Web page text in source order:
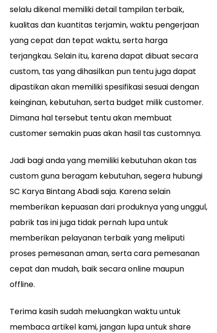
selalu dikenal memiliki detail tampilan terbaik,
kualitas dan kuantitas terjamin, waktu pengerjaan
yang cepat dan tepat waktu, serta harga
terjangkau. Selain itu, karena dapat dibuat secara
custom, tas yang dihasilkan pun tentu juga dapat
dipastikan akan memiliki spesifikasi sesuai dengan
keinginan, kebutuhan, serta budget milik customer.
Dimana hal tersebut tentu akan membuat
customer semakin puas akan hasil tas customnya.
Jadi bagi anda yang memiliki kebutuhan akan tas
custom guna beragam kebutuhan, segera hubungi
SC Karya Bintang Abadi saja. Karena selain
memberikan kepuasan dari produknya yang unggul,
pabrik tas ini juga tidak pernah lupa untuk
memberikan pelayanan terbaik yang meliputi
proses pemesanan aman, serta cara pemesanan
cepat dan mudah, baik secara online maupun
offline.
Terima kasih sudah meluangkan waktu untuk
membaca artikel kami, jangan lupa untuk share